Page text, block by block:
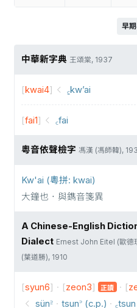
早
中華新字典 王頌棠, 1937
[kwai4] ꜁kw’ai
[fai1] ꜀fai
粵音依聲檢字 馮漢 (馮師韓),
Kw'ai (粵拼: kwai)
大鐘也．與鐫音箋異
A Chinese-English
Dialect Ernest John Eitel (歐
(葉道勝), 1910
[syun6] · [zeon3] 正讀 · [
sün꜅ · tsun꜄ (c.p.) ·